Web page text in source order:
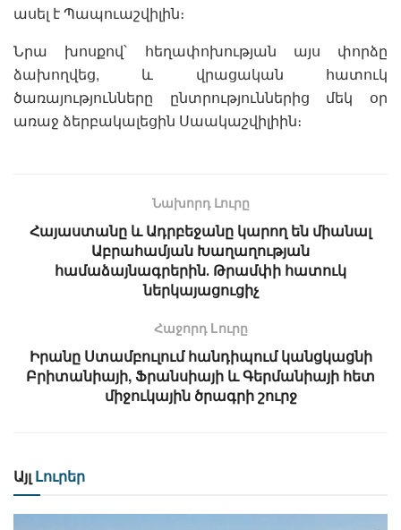
ասել է Պապուաշվիլին։
Նրա խոսքով՝ հեղափոխության այս փորձը
ձախողվեց, և վրացական հատուկ
ծառայությունները ընտրություններից մեկ օր
առաջ ձերբակալեցին Սաակաշվիլիին։
Նախորդ Լուրը
Հայաստանը և Ադրբեջանը կարող են միանալ
Աբրահամյան Խաղաղության
համաձայնագրերին․ Թրամփի հատուկ
ներկայացուցիչ
Հաջորդ Lուրը
Իրանը Ստամբուլում հանդիպում կանցկացնի
Բրիտանիայի, Ֆրանսիայի և Գերմանիայի հետ
միջուկային ծրագրի շուրջ
Այլ Լուրեր